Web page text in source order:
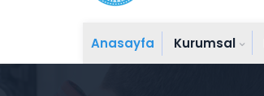
Anasayfa Kurumsal